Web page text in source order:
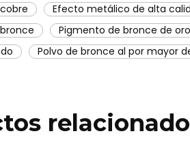
Efecto metálico de alta
Pigmento de bronce de
Polvo de bronce al por mayor